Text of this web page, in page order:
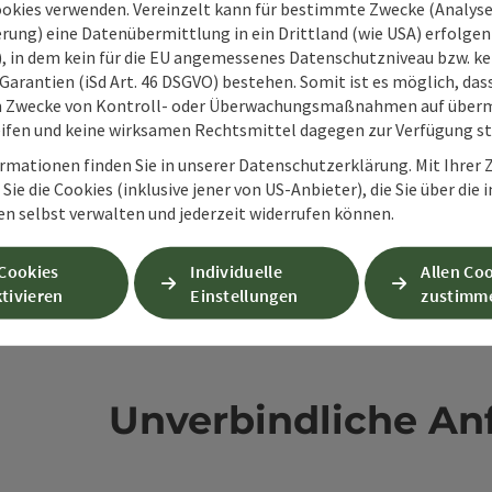
Unverbindliche
verwenden. Vereinzelt kann für bestimmte Zwecke
eine Datenübermittlung in ein Drittland (wie USA) erfolgen
in dem kein für die EU angemessenes Datenschutzniveau bzw.
(iSd Art. 46 DSGVO) bestehen. Somit ist es möglich,
Zwecke von Kontroll- oder Überwachungsmaßnahmen auf
und keine wirksamen Rechtsmittel dagegen zur Verfügung
finden Sie in unserer Datenschutzerklärung. Mit Ihrer
die Cookies (inklusive jener von US-Anbieter), die Sie über die
selbst verwalten und jederzeit widerrufen können.
Individuelle
Einstellungen
Allen